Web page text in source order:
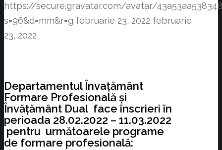
https://secure.gravatar.com/avatar/
s=96&d=mm&r=g februarie 23, 2022 februarie
23, 2022
Departamentul Învațământ
Formare Profesională și
Învățământ Dual face înscrieri în
perioada 28.02.2022 – 11.03.2022
pentru următoarele programe
de formare profesională: